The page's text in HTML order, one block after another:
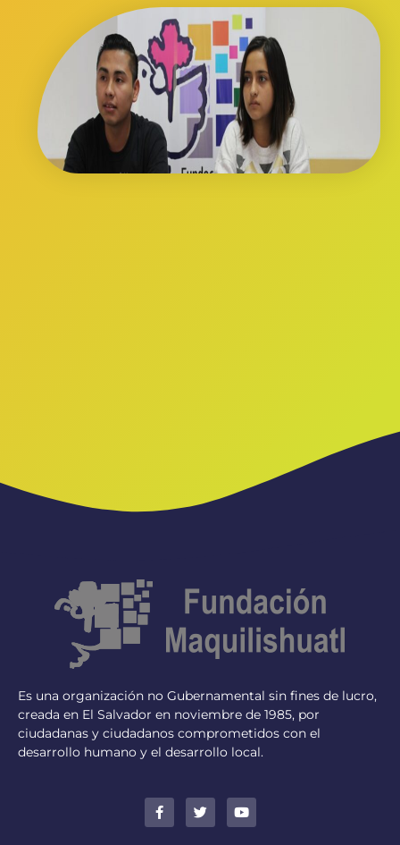
Es una organización no Gubernamental sin fines de lucro,
creada en El Salvador en noviembre de 1985, por
ciudadanas y ciudadanos comprometidos con el
desarrollo humano y el desarrollo local.